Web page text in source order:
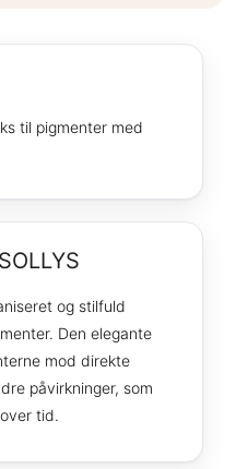
til pigmenter med
og stilfuld
Den elegante
mod direkte
påvirkninger, som
tid.